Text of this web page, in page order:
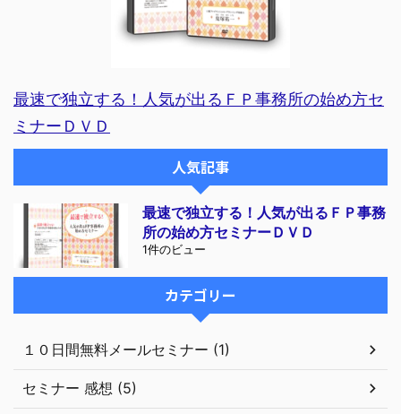
最速で独立する！人気が出るＦＰ事務所の始め方セ
ミナーＤＶＤ
人気記事
最速で独立する！人気が出るＦＰ事務
所の始め方セミナーＤＶＤ
1件のビュー
カテゴリー
１０日間無料メールセミナー (1)
セミナー 感想 (5)